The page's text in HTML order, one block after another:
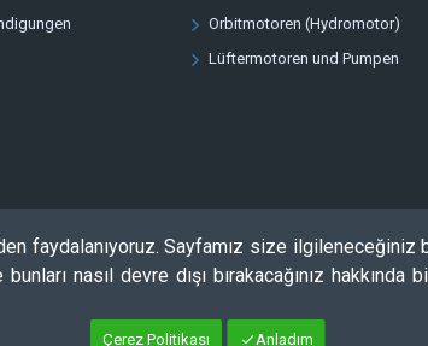
Orbitmotoren (Hydromotor)
Lüftermotoren und Pumpen
Anladım
faydalanıyoruz. Sayfamız size
nasıl devre dışı bırakacağınız
Çerez Politikası